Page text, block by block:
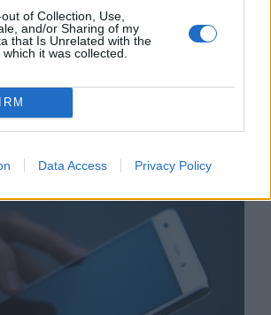
of Collection, Use,
and/or Sharing of my
that Is Unrelated with the
it was collected.
Data Access Privacy Policy
NASA излязоха в